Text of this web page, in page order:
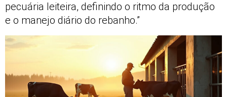
pecuária leiteira, definindo o ritmo da produção
e o manejo diário do rebanho.”